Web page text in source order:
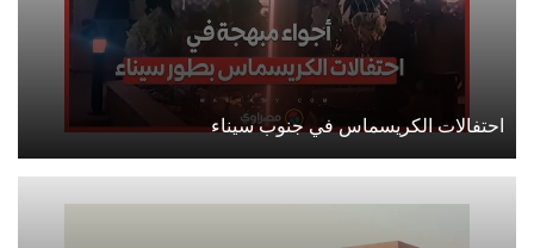
احتفالات الكريسماس في جنوب سيناء